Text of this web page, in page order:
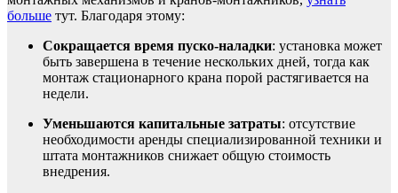
больше тут. Благодаря этому:
Сокращается время пуско-наладки: установка может
быть завершена в течение нескольких дней, тогда как
монтаж стационарного крана порой растягивается на
недели.
Уменьшаются капитальные затраты: отсутствие
необходимости аренды специализированной техники и
штата монтажников снижает общую стоимость
внедрения.